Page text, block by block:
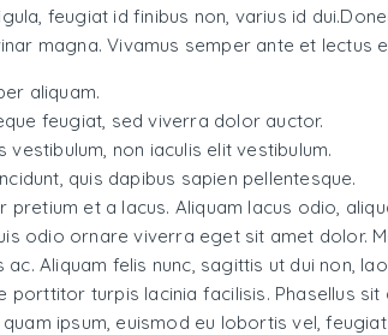
feugiat id finibus non, varius id
magna. Vivamus semper ante et lectus
aliquam.
feugiat, sed viverra dolor auctor.
non iaculis elit vestibulum.
quis dapibus sapien pellentesque.
et a lacus. Aliquam lacus odio,
odio ornare viverra eget sit amet dolor.
Aliquam felis nunc, sagittis ut dui non,
porttitor turpis lacinia facilisis. Phasellus
ipsum, euismod eu lobortis vel,